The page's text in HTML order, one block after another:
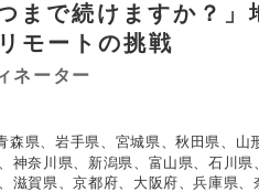
まで続けますか？」
モートの挑戦
ネーター
森県、岩手県、宮城県、秋田県、山
神奈川県、新潟県、富山県、石川
滋賀県、京都府、大阪府、兵庫県、